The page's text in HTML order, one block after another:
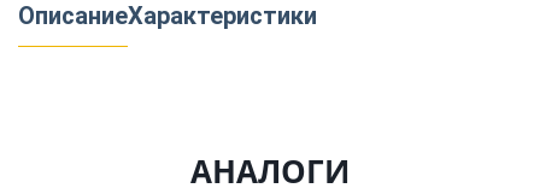
ОписаниеХарактеристики
АНАЛОГИ